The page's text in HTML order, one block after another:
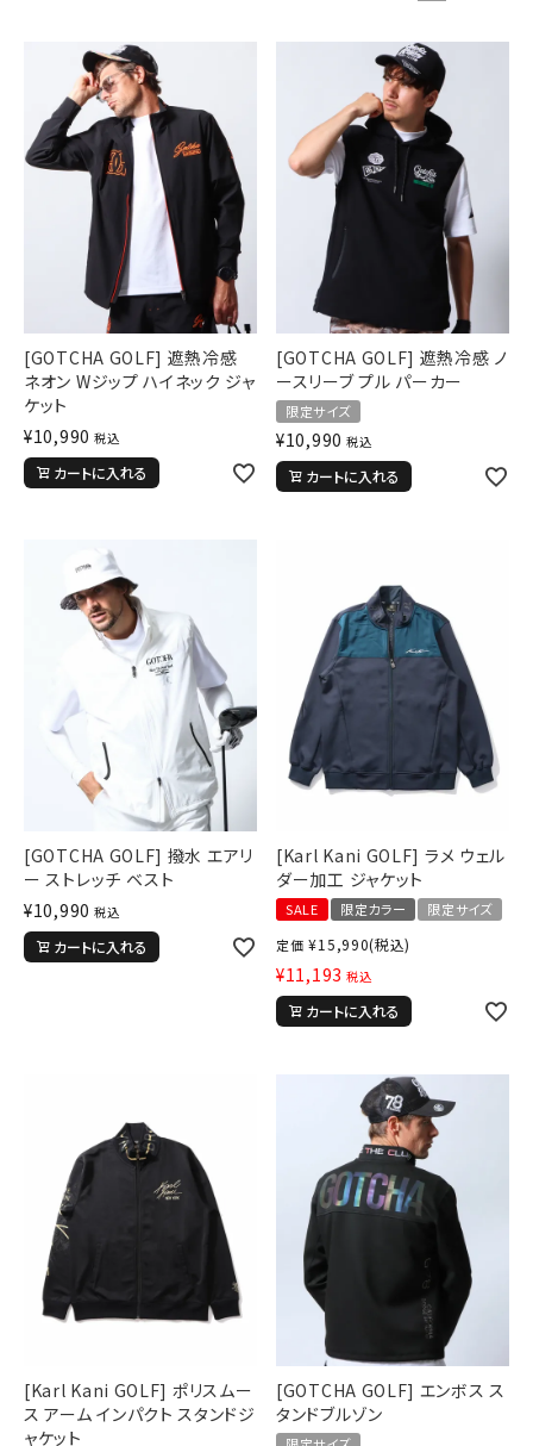
スタイリング
ニュース・特集
ランキング
お問い合わせ
詳しい条件から探す
[GOTCHA GOLF] 遮熱冷感
ネオン Wジップ ハイネック ジャ
ケット
¥10,990 税込
カートに入れる
[GOTCHA GOLF] 遮熱冷感 ノ
ースリーブ プル パーカー
限定サイズ
¥10,990 税込
カートに入れる
[GOTCHA GOLF] 撥水 エアリ
ー ストレッチ ベスト
¥10,990 税込
カートに入れる
[Karl Kani GOLF] ラメ ウェル
ダー加工 ジャケット
SALE 限定カラー
限定サイズ
定価 ¥15,990(税込)
¥11,193 税込
カートに入れる
[Karl Kani GOLF] ポリスムー
ス アーム インパクト スタンドジ
ャケット
[GOTCHA GOLF] エンボス ス
タンドブルゾン